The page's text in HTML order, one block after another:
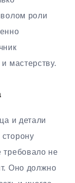
роли
мастерству.
и детали
требовало не
Оно должно